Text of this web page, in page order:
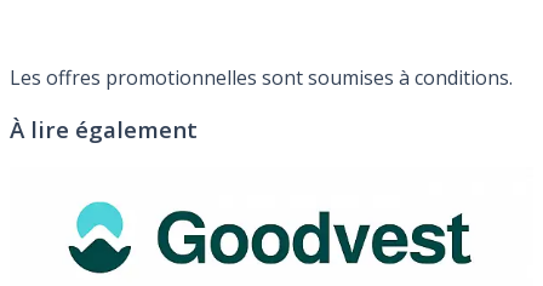
Les offres promotionnelles sont soumises à conditions.
À lire également